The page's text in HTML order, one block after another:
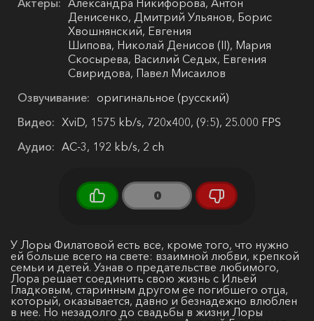
Актеры: Александра Никифорова, Антон
Денисенко, Дмитрий Ульянов, Борис
Хвошнянский, Евгения
Шипова, Николай Денисов (II), Мария
Скосырева, Василий Седых, Евгения
Свиридова, Павел Мисаилов
Озвучивание: оригинальное (русский)
Видео: XviD, 1575 kb/s, 720x400, (9:5), 25.000 FPS
Аудио: AC-3, 192 kb/s, 2 ch
0
У Лоры Филатовой есть все, кроме того, что нужно
ей больше всего на свете: взаимной любви, крепкой
семьи и детей. Узнав о предательстве любимого,
Лора решает соединить свою жизнь с Ильей
Гладковым, старинным другом ее погибшего отца,
который, оказывается, давно и безнадежно влюблен
в нее. Но незадолго до свадьбы в жизни Лоры